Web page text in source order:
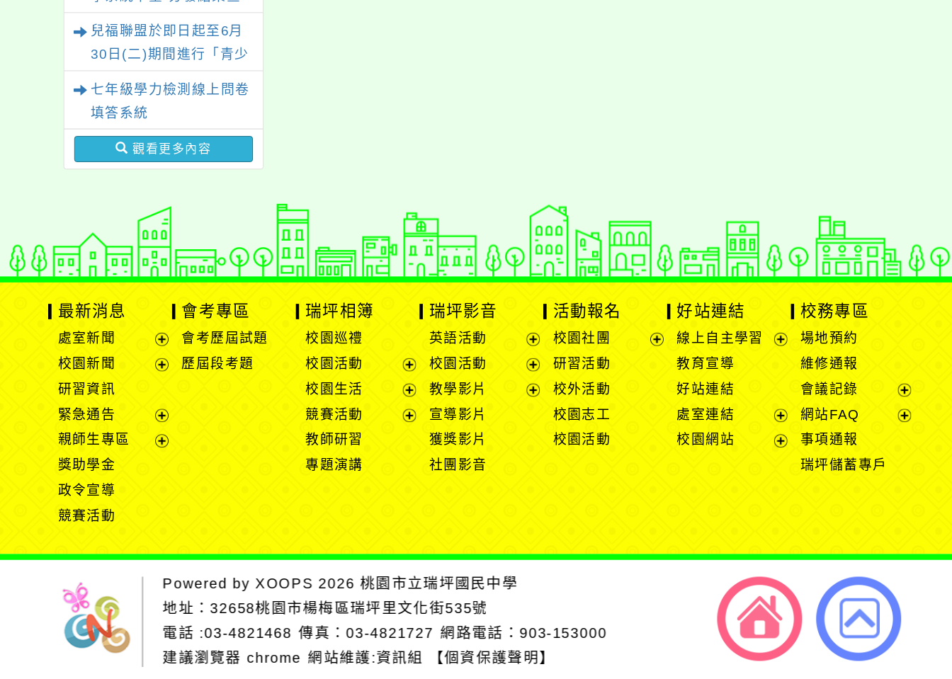
詢
兒福聯盟於即日起至6月
30日(二)期間進行「青少
七年級學力檢測線上問卷
填答系統
觀看更多內容
最新消息
處室新聞
展
開
單
校園新聞
選
單
研習資訊
緊急通告
展
親師生專區
獎助學金
政令宣導
競賽活動
會考專區
會考歷屆試題
歷屆段考題
瑞坪相簿
校園巡禮
校園活動
展
開
選
校園生活
展
競賽活動
教師研習
專題演講
瑞坪影音
英語活動
展
開
選
校園活動
展
開
教學影片
宣導影片
獲獎影片
社團影音
活動報名
校園社團
研習活動
校外活動
校園志工
校園活動
好站連結
線上自主學習
單
教育宣導
好站連結
處室連結
展
校園網站
校務專區
場地預約
維修通報
會議記錄
展
網站FAQ
事項通報
瑞坪儲蓄專戶
Powered byXOOPS 2026桃園市立瑞坪國民中學
地址： 32658桃園市楊梅區瑞坪里文化街535號
電話 :03-4821468 傳真：03-4821727 網路電話：903-153000
建議瀏覽器 chrome 網站維護:資訊組 【個資保護聲明】